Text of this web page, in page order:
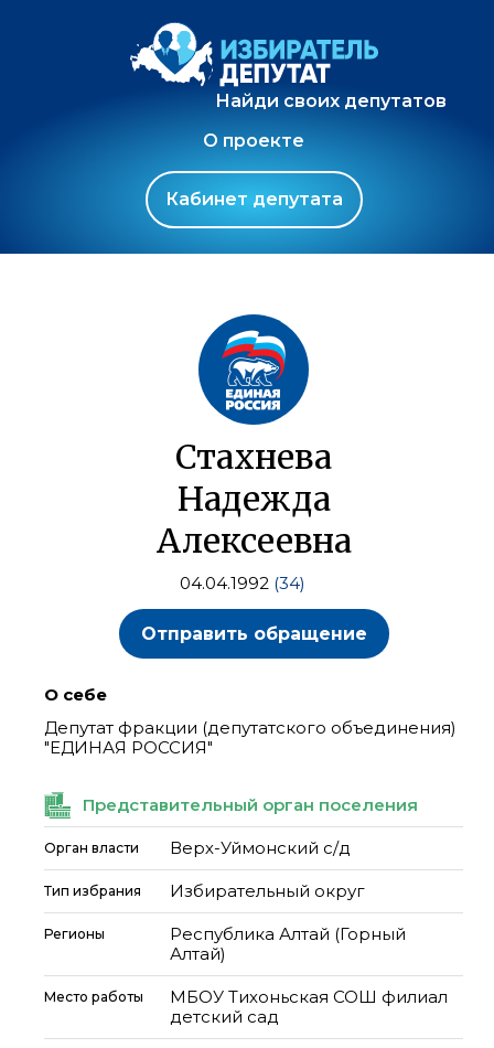
Найди своих депутатов
О проекте
Кабинет депутата
Стахнева
Надежда
Алексеевна
04.04.1992 (34)
Отправить обращение
О себе
Депутат фракции (депутатского объединения)
"ЕДИНАЯ РОССИЯ"
Представительный орган поселения
Орган власти Верх-Уймонский с/д
Тип избрания Избирательный округ
Регионы
Республика Алтай (Горный
Алтай)
Место работы
МБОУ Тихоньская СОШ филиал
детский сад